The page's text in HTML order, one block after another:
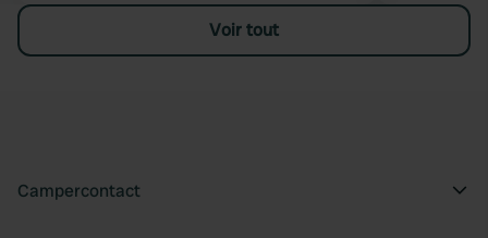
Voir tout
Campercontact